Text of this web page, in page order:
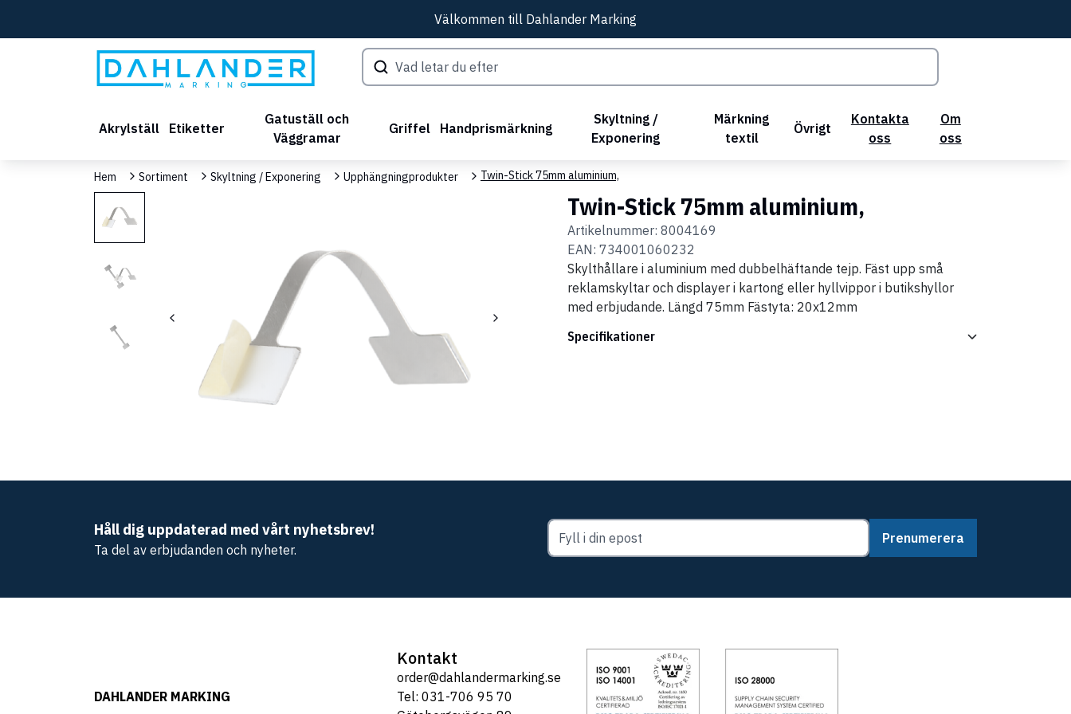
Välkommen till Dahlander Marking
Akrylställ Etiketter
Gatuställ och
Väggramar
Griffel Handprismärkning
Skyltning /
Exponering
Märkning
textil
Övrigt
Kontakta
oss
Om
oss
Hem Sortiment Skyltning / Exponering Upphängningprodukter Twin-Stick 75mm aluminium,
Twin-Stick 75mm aluminium,
Artikelnummer: 8004169
EAN: 734001060232
Skylthållare i aluminium med dubbelhäftande tejp. Fäst upp små
reklamskyltar och displayer i kartong eller hyllvippor i butikshyllor
med erbjudande. Längd 75mm Fästyta: 20x12mm
Specifikationer
Håll dig uppdaterad med vårt nyhetsbrev!
Ta del av erbjudanden och nyheter.
Prenumerera
DAHLANDER MARKING
Kontakt
order@dahlandermarking.se
Tel: 031-706 95 70